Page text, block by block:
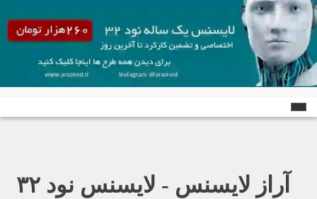
آراز لایسنس - لایسنس نود ٣٢